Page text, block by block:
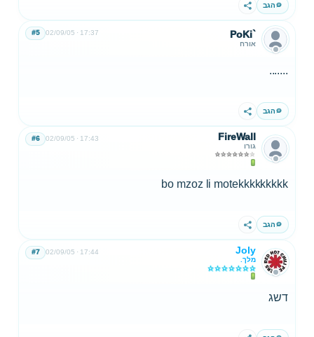
הגב שתף
PoKi`
אורח
02/09/05 17:37
#5
.......
הגב שתף
FireWall
גורו
02/09/05 17:43
#6
bo mzoz li motekkkkkkkkk
הגב שתף
Joly
מלך.
02/09/05 17:44
#7
דשג